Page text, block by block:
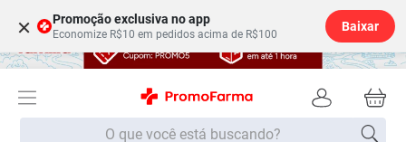
× Promoção exclusiva no app
Economize R$10 em pedidos acima de R$100
Baixar
O que você está buscando?